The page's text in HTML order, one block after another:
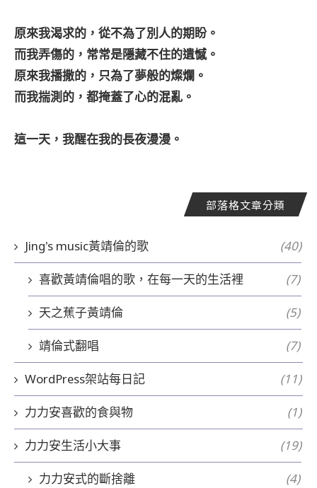
原來我渴求的，從不為了別人的期盼。
而我弄傷的，常常是隱藏不住的遺憾。
原來我播撒的，只為了夢般的燦爛。
而我揣測的，都掩蓋了心的混亂。
這一天，我醒在我的長夜漫漫。
部落格文章分類
Jing's music黃靖倫的歌 (40)
喜歡黃靖倫唱的歌，在每一天的生活裡 (7)
天之蕉子黃靖倫 (5)
靖倫式翻唱 (7)
WordPress架站每日記 (11)
力力安喜歡的食與物 (1)
力力安生活小大事 (19)
力力安式的斷捨離 (4)